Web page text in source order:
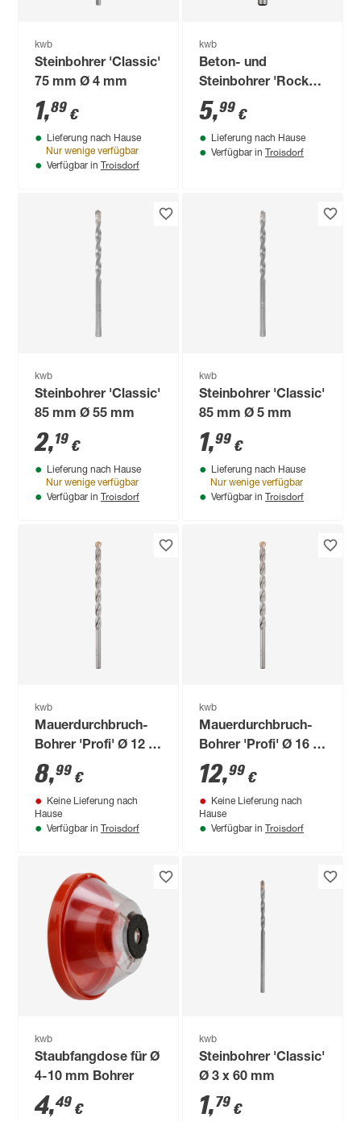
kwb
Steinbohrer 'Classic'
75 mm Ø 4 mm
1,89 €
Lieferung nach Hause
Nur wenige verfügbar
Verfügbar in Troisdorf
kwb
Beton- und
Steinbohrer 'Rocker'
Ø 5,5 mm
5,99 €
Lieferung nach Hause
Verfügbar in Troisdorf
kwb
Steinbohrer 'Classic'
85 mm Ø 55 mm
2,19 €
Lieferung nach Hause
Nur wenige verfügbar
Verfügbar in Troisdorf
kwb
Steinbohrer 'Classic'
85 mm Ø 5 mm
1,99 €
Lieferung nach Hause
Nur wenige verfügbar
Verfügbar in Troisdorf
kwb
Mauerdurchbruch-
Bohrer 'Profi' Ø 12 x
200 mm
8,99 €
Keine Lieferung nach
Hause
Verfügbar in Troisdorf
kwb
Mauerdurchbruch-
Bohrer 'Profi' Ø 16 x
200 mm
12,99 €
Keine Lieferung nach
Hause
Verfügbar in Troisdorf
kwb
Staubfangdose für Ø
4-10 mm Bohrer
4,49 €
kwb
Steinbohrer 'Classic'
Ø 3 x 60 mm
1,79 €